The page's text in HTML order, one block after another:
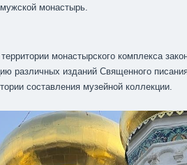
монастырь.
монастырского комплекса
различных изданий Священного
составления музейной коллекции.